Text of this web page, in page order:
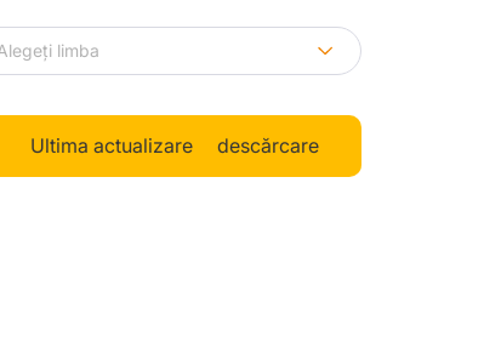
Ultima actualizare descărcare